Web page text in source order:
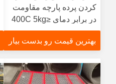
کردن پرده پارچه مقاومت
در برابر دمای ≤400C 5kg
بهترین قیمت رو بدست بیار